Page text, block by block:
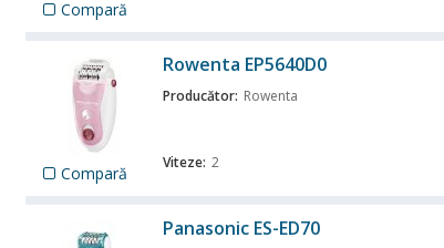
Compară
Compară
Rowenta EP5640D0
Producător: Rowenta
Viteze: 2
Panasonic ES-ED70